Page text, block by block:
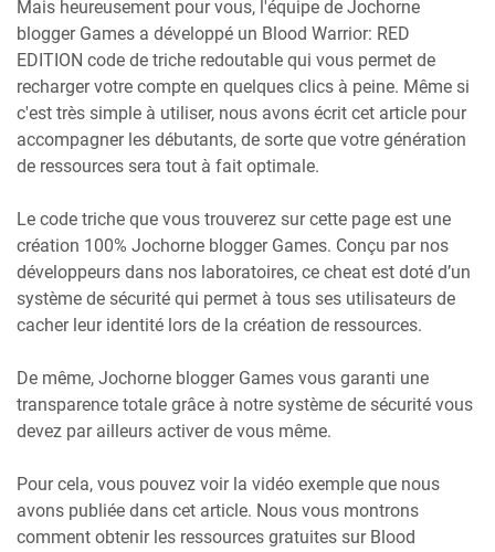
Mais heureusement pour vous, l'équipe de Jochorne
blogger Games a développé un Blood Warrior: RED
EDITION code de triche redoutable qui vous permet de
recharger votre compte en quelques clics à peine. Même si
c'est très simple à utiliser, nous avons écrit cet article pour
accompagner les débutants, de sorte que votre génération
de ressources sera tout à fait optimale.
Le code triche que vous trouverez sur cette page est une
création 100% Jochorne blogger Games. Conçu par nos
développeurs dans nos laboratoires, ce cheat est doté d’un
système de sécurité qui permet à tous ses utilisateurs de
cacher leur identité lors de la création de ressources.
De même, Jochorne blogger Games vous garanti une
transparence totale grâce à notre système de sécurité vous
devez par ailleurs activer de vous même.
Pour cela, vous pouvez voir la vidéo exemple que nous
avons publiée dans cet article. Nous vous montrons
comment obtenir les ressources gratuites sur Blood